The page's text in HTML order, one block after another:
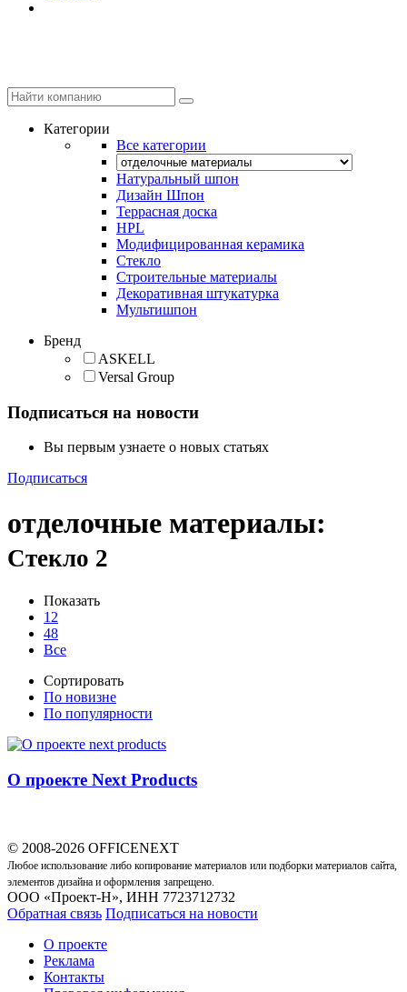
Категории
Все категории
Натуральный шпон
Дизайн Шпон
Террасная доска
HPL
Модифицированная керамика
Стекло
Строительные материалы
Декоративная штукатурка
Мультишпон
Бренд
ASKELL
Versal Group
Подписаться на новости
Вы первым узнаете о новых статьях
Подписаться
отделочные материалы:
Стекло 2
Показать
12
48
Все
Сортировать
По новизне
По популярности
О проекте Next Products
© 2008-2026 OFFICENEXT
Любое использование либо копирование материалов или подборки материалов сайта,
элементов дизайна и оформления запрещено.
ООО «Проект-Н», ИНН 7723712732
Обратная связь Подписаться на новости
О проекте
Реклама
Контакты